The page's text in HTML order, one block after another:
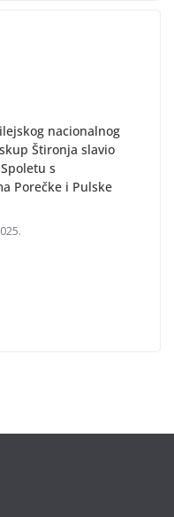
nacionalnog
Štironja slavio
s
Porečke i Pulske